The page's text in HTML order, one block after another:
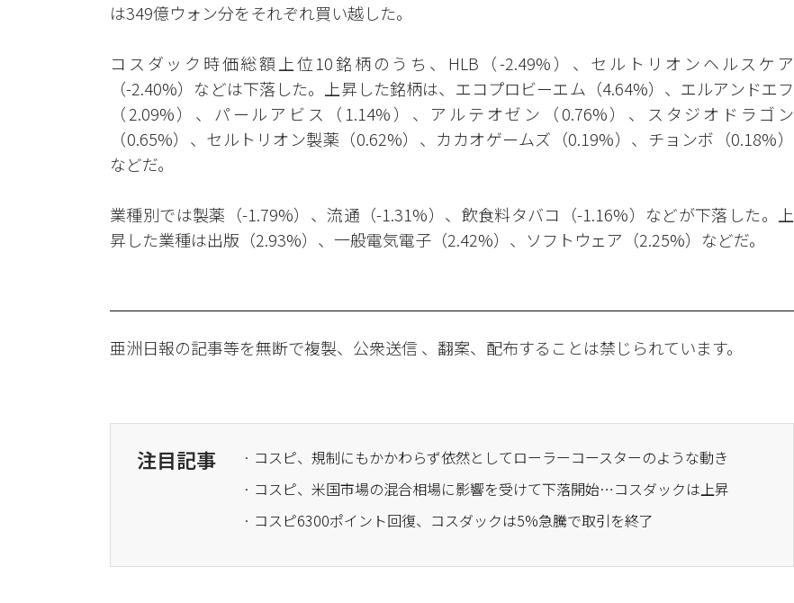
は349億ウォン分をそれぞれ買い越した。
コスダック時価総額上位10銘柄のうち、HLB（-2.49%）、セルトリオンヘルスケア
（-2.40%）などは下落した。上昇した銘柄は、エコプロビーエム（4.64%）、エルアンドエフ
（2.09%）、パールアビス（1.14%）、アルテオゼン（0.76%）、スタジオドラゴン
（0.65%）、セルトリオン製薬（0.62%）、カカオゲームズ（0.19%）、チョンボ（0.18%）
などだ。
業種別では製薬（-1.79%）、流通（-1.31%）、飲食料タバコ（-1.16%）などが下落した。上
昇した業種は出版（2.93%）、一般電気電子（2.42%）、ソフトウェア（2.25%）などだ。
亜洲日報の記事等を無断で複製、公衆送信 、翻案、配布することは禁じられています。
注目記事
· コスピ、規制にもかかわらず依然としてローラーコースターのような動き
· コスピ、米国市場の混合相場に影響を受けて下落開始…コスダックは上昇
· コスピ6300ポイント回復、コスダックは5%急騰で取引を終了